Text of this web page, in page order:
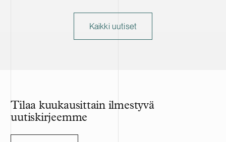
Kaikki uutiset
Tilaa kuukausittain ilmestyvä
uutiskirjeemme